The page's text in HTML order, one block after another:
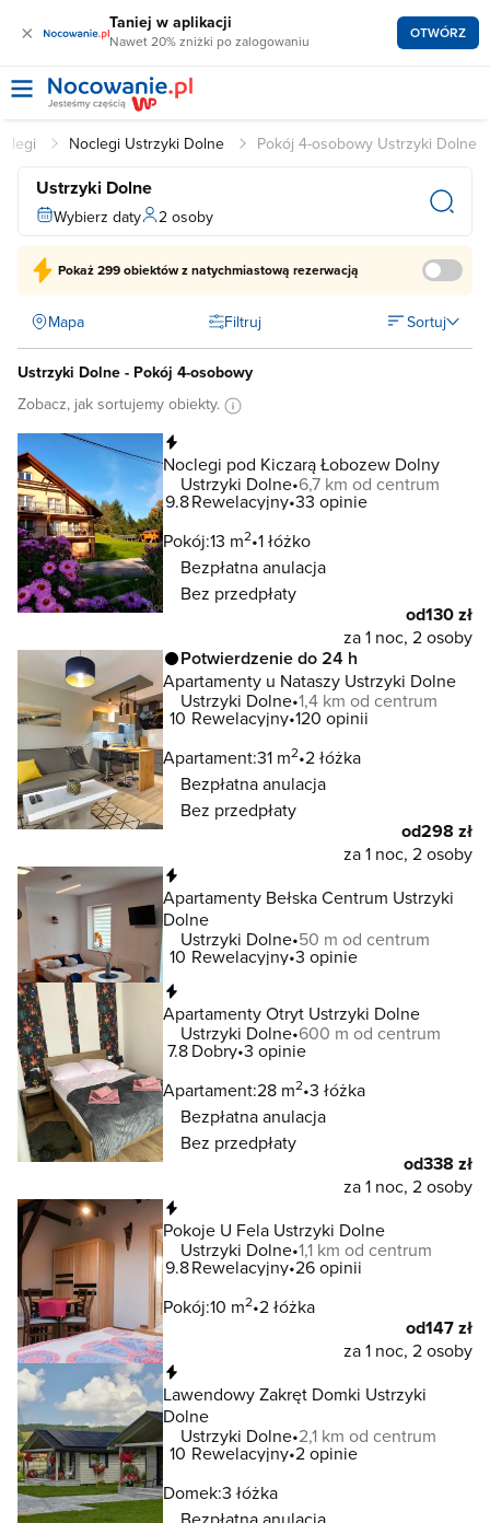
× Taniej w aplikacji
Nawet 20% zniżki po zalogowaniu OTWÓRZ
Noclegi Ustrzyki Dolne Pokój 4-osobowy Ustrzyki Dolne
Ustrzyki Dolne
Wybierz daty 2 osoby
Pokaż299 obiektówz natychmiastową rezerwacją
Mapa Filtruj Sortuj
Ustrzyki Dolne - Pokój 4-osobowy
Zobacz, jak sortujemy obiekty.
Noclegi pod Kiczarą Łobozew Dolny
Ustrzyki Dolne 6,7 km od centrum
9.8Rewelacyjny 33 opinie
Pokój:13 m2 1 łóżko
Bezpłatna anulacja
Bez przedpłaty
od130 zł
za 1 noc, 2 osoby
Potwierdzenie do 24 h
Apartamenty u Nataszy Ustrzyki Dolne
Ustrzyki Dolne 1,4 km od centrum
10 Rewelacyjny 120 opinii
Apartament:31 m2 2 łóżka
Bezpłatna anulacja
Bez przedpłaty
od298 zł
za 1 noc, 2 osoby
Apartamenty Bełska Centrum Ustrzyki
Dolne
Ustrzyki Dolne 50 m od centrum
10 Rewelacyjny 3 opinie
Apartamenty Otryt Ustrzyki Dolne
Ustrzyki Dolne 600 m od centrum
7.8 Dobry 3 opinie
Apartament:28 m2 3 łóżka
Bezpłatna anulacja
Bez przedpłaty
od338 zł
za 1 noc, 2 osoby
Pokoje U Fela Ustrzyki Dolne
Ustrzyki Dolne 1,1 km od centrum
9.8Rewelacyjny 26 opinii
Pokój:10 m2 2 łóżka
od147 zł
za 1 noc, 2 osoby
Lawendowy Zakręt Domki Ustrzyki
Dolne
Ustrzyki Dolne 2,1 km od centrum
10 Rewelacyjny 2 opinie
Domek:3 łóżka